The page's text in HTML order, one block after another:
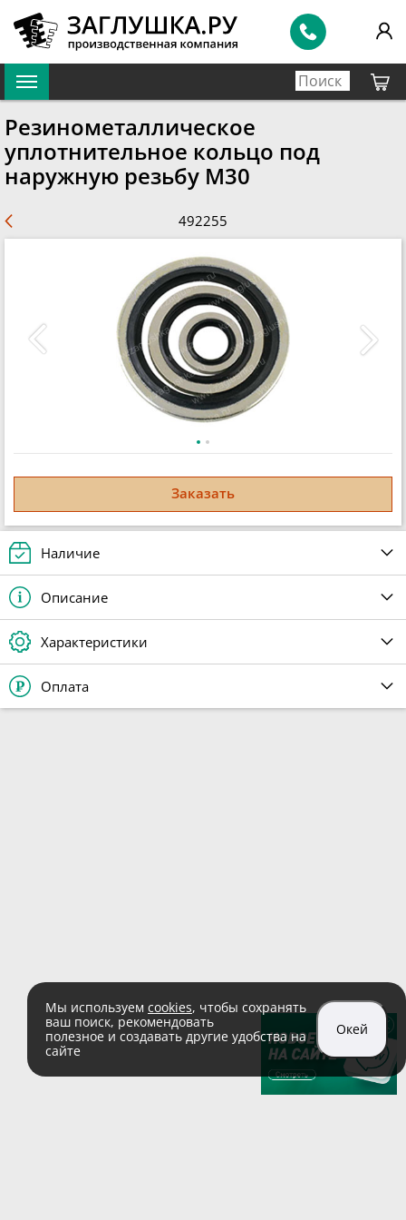
Резинометаллическое
уплотнительное кольцо под
наружную резьбу M30
492255
Заказать
Наличие
Описание
Характеристики
Оплата
Мы используем cookies, чтобы сохранять
ваш поиск, рекомендовать
полезное и создавать другие удобства на
сайте
Окей